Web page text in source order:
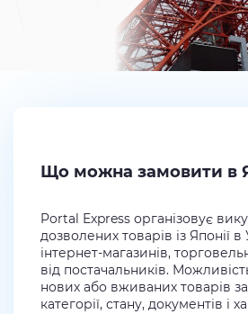
Що можна замовити в
Portal Express організовує
дозволених товарів із Японії в
інтернет-магазинів,
від постачальників.
нових або вживаних товарів
категорії, стану, документів і